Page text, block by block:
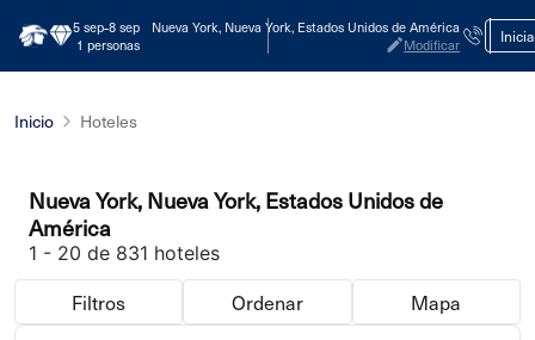
Nueva York, Nueva York, Estados Unidos de América
5 sep-8 sep
1 personas
Modificar
Inicio Hoteles
Nueva York, Nueva York, Estados Unidos de
América
1 - 20 de 831 hoteles
Filtros Ordenar Mapa